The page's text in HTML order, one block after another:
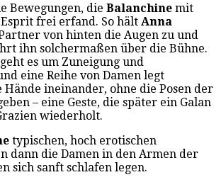
Bewegungen, die Balanchine mit
frei erfand. So hält Anna
von hinten die Augen zu und
ihn solchermaßen über die Bühne.
es um Zuneigung und
eine Reihe von Damen legt
ineinander, ohne die Posen der
– eine Geste, die später ein Galan
wiederholt.
typischen, hoch erotischen
dann die Damen in den Armen der
sich sanft schlafen legen.